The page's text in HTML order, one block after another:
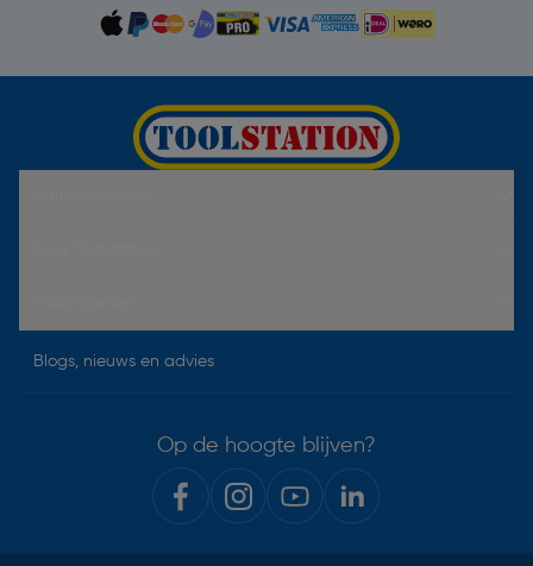
Blogs, nieuws en advies
Op de hoogte blijven?